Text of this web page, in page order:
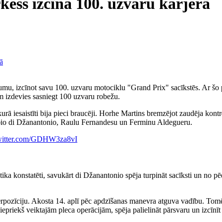
izcīna 100. uzvaru karjerā
izcīnot savu 100. uzvaru motociklu "Grand Prix" sacīkstēs. Ar
sasniegt 100 uzvaru robežu.
iesaistīti bija pieci braucēji. Horhe Martins bremzējot zaudēja
di Džanantonio, Raulu Fernandesu un Ferminu Aldegueru.
GDHW3za8vI
konstatēti, savukārt di Džanantonio spēja turpināt sacīksti un no
Akosta 14. aplī pēc apdzīšanas manevra atguva vadību.
veiktajām pleca operācijām, spēja palielināt pārsvaru un